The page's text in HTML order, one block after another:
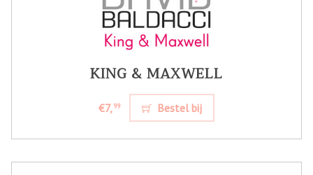
KING & MAXWELL
€7,99 Bestel bij